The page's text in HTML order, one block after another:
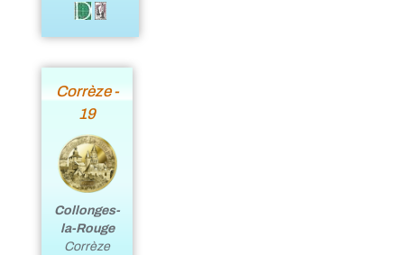
Corrèze -
19
Collonges-
la-Rouge
Corrèze